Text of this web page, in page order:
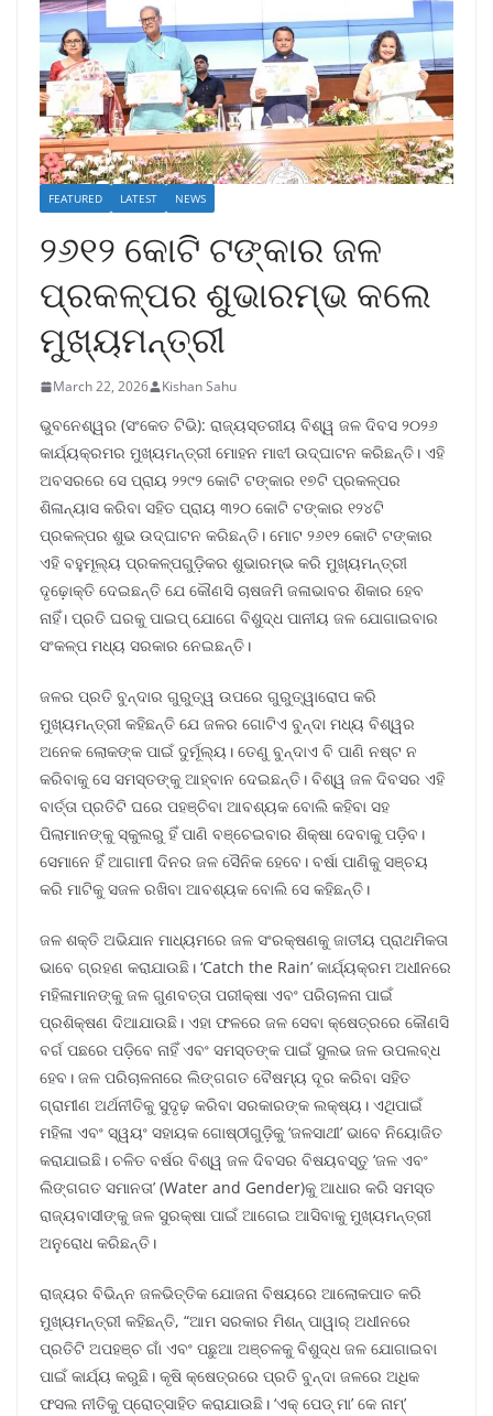
FEATURED LATEST NEWS
୨୬୧୨ କୋଟି ଟଙ୍କାର ଜଳ
ପ୍ରକଳ୍ପର ଶୁଭାରମ୍ଭ କଲେ
ମୁଖ୍ୟମନ୍ତ୍ରୀ
March 22, 2026 Kishan Sahu
ଭୁବନେଶ୍ୱର (ସଂକେତ ଟିଭି): ରାଜ୍ୟସ୍ତରୀୟ ବିଶ୍ୱ ଜଳ ଦିବସ ୨୦୨୬
କାର୍ଯ୍ୟକ୍ରମର ମୁଖ୍ୟମନ୍ତ୍ରୀ ମୋହନ ମାଝୀ ଉଦ୍ଘାଟନ କରିଛନ୍ତି। ଏହି
ଅବସରରେ ସେ ପ୍ରାୟ ୨୨୯୨ କୋଟି ଟଙ୍କାର ୧୭ଟି ପ୍ରକଳ୍ପର
ଶିଳାନ୍ୟାସ କରିବା ସହିତ ପ୍ରାୟ ୩୨୦ କୋଟି ଟଙ୍କାର ୧୨୪ଟି
ପ୍ରକଳ୍ପର ଶୁଭ ଉଦ୍ଘାଟନ କରିଛନ୍ତି। ମୋଟ ୨୬୧୨ କୋଟି ଟଙ୍କାର
ଏହି ବହୁମୂଲ୍ୟ ପ୍ରକଳ୍ପଗୁଡ଼ିକର ଶୁଭାରମ୍ଭ କରି ମୁଖ୍ୟମନ୍ତ୍ରୀ
ଦୃଢ଼ୋକ୍ତି ଦେଇଛନ୍ତି ଯେ କୌଣସି ଚାଷଜମି ଜଳାଭାବର ଶିକାର ହେବ
ନାହିଁ। ପ୍ରତି ଘରକୁ ପାଇପ୍ ଯୋଗେ ବିଶୁଦ୍ଧ ପାନୀୟ ଜଳ ଯୋଗାଇବାର
ସଂକଳ୍ପ ମଧ୍ୟ ସରକାର ନେଇଛନ୍ତି।
ଜଳର ପ୍ରତି ବୁନ୍ଦାର ଗୁରୁତ୍ୱ ଉପରେ ଗୁରୁତ୍ୱାରୋପ କରି
ମୁଖ୍ୟମନ୍ତ୍ରୀ କହିଛନ୍ତି ଯେ ଜଳର ଗୋଟିଏ ବୁନ୍ଦା ମଧ୍ୟ ବିଶ୍ୱର
ଅନେକ ଲୋକଙ୍କ ପାଇଁ ଦୁର୍ମୂଲ୍ୟ। ତେଣୁ ବୁନ୍ଦାଏ ବି ପାଣି ନଷ୍ଟ ନ
କରିବାକୁ ସେ ସମସ୍ତଙ୍କୁ ଆହ୍ବାନ ଦେଇଛନ୍ତି। ବିଶ୍ୱ ଜଳ ଦିବସର ଏହି
ବାର୍ତ୍ତା ପ୍ରତିଟି ଘରେ ପହଞ୍ଚିବା ଆବଶ୍ୟକ ବୋଲି କହିବା ସହ
ପିଲାମାନଙ୍କୁ ସ୍କୁଲରୁ ହିଁ ପାଣି ବଞ୍ଚେଇବାର ଶିକ୍ଷା ଦେବାକୁ ପଡ଼ିବ।
ସେମାନେ ହିଁ ଆଗାମୀ ଦିନର ଜଳ ସୈନିକ ହେବେ। ବର୍ଷା ପାଣିକୁ ସଞ୍ଚୟ
କରି ମାଟିକୁ ସଜଳ ରଖିବା ଆବଶ୍ୟକ ବୋଲି ସେ କହିଛନ୍ତି।
ଜଳ ଶକ୍ତି ଅଭିଯାନ ମାଧ୍ୟମରେ ଜଳ ସଂରକ୍ଷଣକୁ ଜାତୀୟ ପ୍ରାଥମିକତା
ଭାବେ ଗ୍ରହଣ କରାଯାଉଛି। ‘Catch the Rain’ କାର୍ଯ୍ୟକ୍ରମ ଅଧୀନରେ
ମହିଳାମାନଙ୍କୁ ଜଳ ଗୁଣବତ୍ତା ପରୀକ୍ଷା ଏବଂ ପରିଚାଳନା ପାଇଁ
ପ୍ରଶିକ୍ଷଣ ଦିଆଯାଉଛି। ଏହା ଫଳରେ ଜଳ ସେବା କ୍ଷେତ୍ରରେ କୌଣସି
ବର୍ଗ ପଛରେ ପଡ଼ିବେ ନାହିଁ ଏବଂ ସମସ୍ତଙ୍କ ପାଇଁ ସୁଲଭ ଜଳ ଉପଲବ୍ଧ
ହେବ। ଜଳ ପରିଚାଳନାରେ ଲିଙ୍ଗଗତ ବୈଷମ୍ୟ ଦୂର କରିବା ସହିତ
ଗ୍ରାମୀଣ ଅର୍ଥନୀତିକୁ ସୁଦୃଢ଼ କରିବା ସରକାରଙ୍କ ଲକ୍ଷ୍ୟ। ଏଥିପାଇଁ
ମହିଳା ଏବଂ ସ୍ୱୟଂ ସହାୟକ ଗୋଷ୍ଠୀଗୁଡ଼ିକୁ ‘ଜଳସାଥୀ’ ଭାବେ ନିୟୋଜିତ
କରାଯାଇଛି। ଚଳିତ ବର୍ଷର ବିଶ୍ୱ ଜଳ ଦିବସର ବିଷୟବସ୍ତୁ ‘ଜଳ ଏବଂ
ଲିଙ୍ଗଗତ ସମାନତା’ (Water and Gender)କୁ ଆଧାର କରି ସମସ୍ତ
ରାଜ୍ୟବାସୀଙ୍କୁ ଜଳ ସୁରକ୍ଷା ପାଇଁ ଆଗେଇ ଆସିବାକୁ ମୁଖ୍ୟମନ୍ତ୍ରୀ
ଅନୁରୋଧ କରିଛନ୍ତି।
ରାଜ୍ୟର ବିଭିନ୍ନ ଜଳଭିତ୍ତିକ ଯୋଜନା ବିଷୟରେ ଆଲୋକପାତ କରି
ମୁଖ୍ୟମନ୍ତ୍ରୀ କହିଛନ୍ତି, “ଆମ ସରକାର ମିଶନ୍ ପାୱାର୍ ଅଧୀନରେ
ପ୍ରତିଟି ଅପହଞ୍ଚ ଗାଁ ଏବଂ ପଛୁଆ ଅଞ୍ଚଳକୁ ବିଶୁଦ୍ଧ ଜଳ ଯୋଗାଇବା
ପାଇଁ କାର୍ଯ୍ୟ କରୁଛି। କୃଷି କ୍ଷେତ୍ରରେ ପ୍ରତି ବୁନ୍ଦା ଜଳରେ ଅଧିକ
ଫସଲ ନୀତିକୁ ପ୍ରୋତ୍ସାହିତ କରାଯାଉଛି। ‘ଏକ୍ ପେଡ୍ ମା’ କେ ନାମ୍’